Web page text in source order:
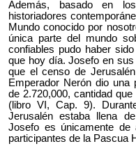
Además, basado en
historiadores
Mundo conocido por
única parte del mundo
confiables pudo haber
que hoy día. Josefo en
que el censo de
Emperador Nerón dio una
de 2.720,000, cantidad
(libro VI, Cap. 9).
Jerusalén estaba llena
Josefo es únicamente de
participantes de la Pascua